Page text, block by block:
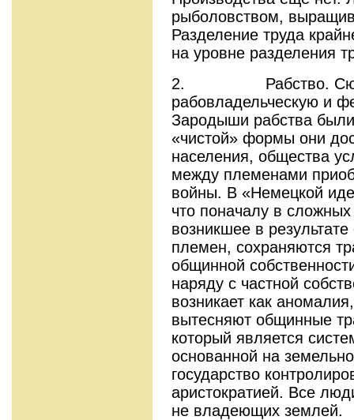
рыболовством,
Разделение труда
на уровне разделения
2. Рабство. Сюда
рабовладельческую и
Зародыши рабства
«чистой» формы они
населения, общества
между племенами
войны. В «Немецкой
что поначалу в
возникшее в
племен, сохраняются
общинной
наряду с частной
возникает как
вытесняют общинные
который является
основанной на
государство
аристократией. Все
не владеющих землей.